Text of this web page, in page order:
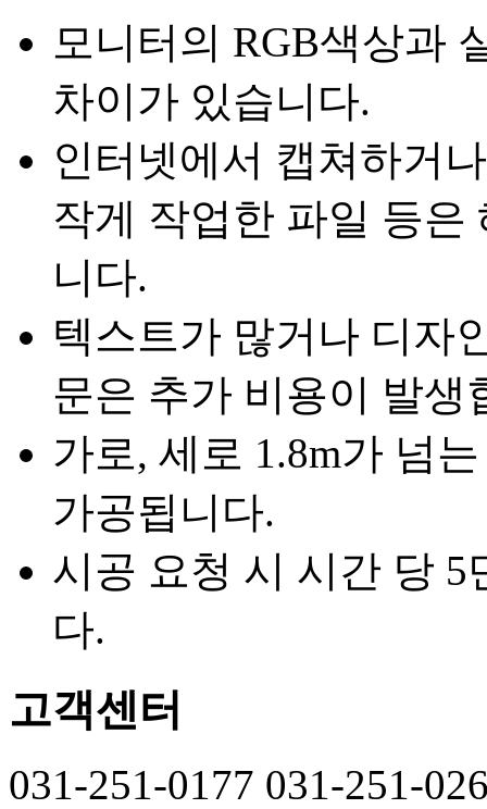
모니터의 RGB색상과
차이가 있습니다.
인터넷에서 캡쳐하거
작게 작업한 파일 등은
니다.
텍스트가 많거나 디자
문은 추가 비용이 발생
가로, 세로 1.8m가 넘
가공됩니다.
시공 요청 시 시간 당
다.
고객센터
031-251-0177 031-251-